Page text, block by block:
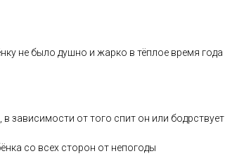
не было душно и жарко в тёплое время года
зависимости от того спит он или бодрствует
со всех сторон от непогоды